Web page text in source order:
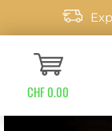
CHF 0.00